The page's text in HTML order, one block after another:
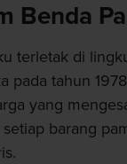
Benda
terletak di
pada tahun
yang
barang